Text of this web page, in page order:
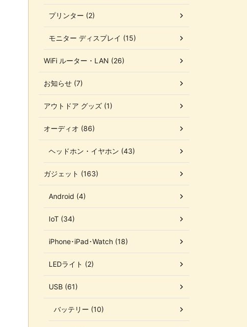
プリンター (2)
モニター ディスプレイ (15)
WiFi ルーター・LAN (26)
お知らせ (7)
アウトドア グッズ (1)
オーディオ (86)
ヘッドホン・イヤホン (43)
ガジェット (163)
Android (4)
IoT (34)
iPhone･iPad･Watch (18)
LEDライト (2)
USB (61)
バッテリー (10)